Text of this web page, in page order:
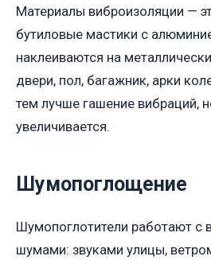
Материалы виброизоляции —
бутиловые мастики с
наклеиваются на
двери, пол, багажник, арки
тем лучше гашение вибраций,
увеличивается.
Шумопоглощение
Шумопоглотители работают с
шумами: звуками улицы,